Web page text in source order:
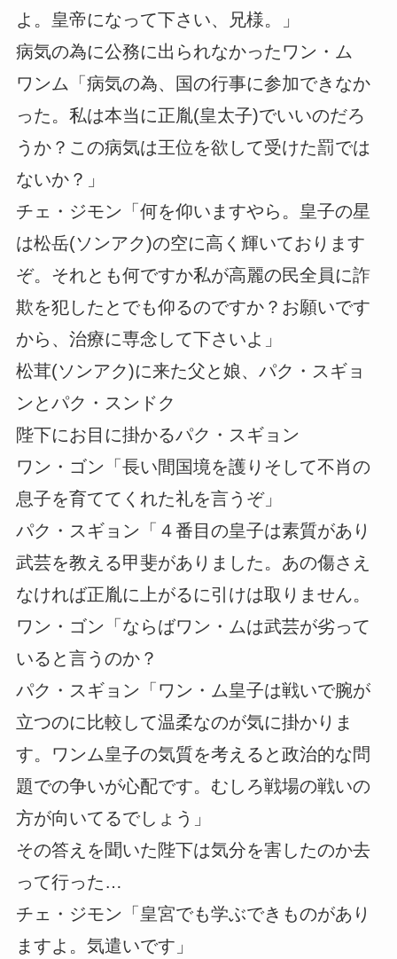
よ。皇帝になって下さい、兄様。」
病気の為に公務に出られなかったワン・ム
ワンム「病気の為、国の行事に参加できなか
った。私は本当に正胤(皇太子)でいいのだろ
うか？この病気は王位を欲して受けた罰では
ないか？」
チェ・ジモン「何を仰いますやら。皇子の星
は松岳(ソンアク)の空に高く輝いております
ぞ。それとも何ですか私が高麗の民全員に詐
欺を犯したとでも仰るのですか？お願いです
から、治療に専念して下さいよ」
松茸(ソンアク)に来た父と娘、パク・スギョ
ンとパク・スンドク
陛下にお目に掛かるパク・スギョン
ワン・ゴン「長い間国境を護りそして不肖の
息子を育ててくれた礼を言うぞ」
パク・スギョン「４番目の皇子は素質があり
武芸を教える甲斐がありました。あの傷さえ
なければ正胤に上がるに引けは取りません。
ワン・ゴン「ならばワン・ムは武芸が劣って
いると言うのか？
パク・スギョン「ワン・ム皇子は戦いで腕が
立つのに比較して温柔なのが気に掛かりま
す。ワンム皇子の気質を考えると政治的な問
題での争いが心配です。むしろ戦場の戦いの
方が向いてるでしょう」
その答えを聞いた陛下は気分を害したのか去
って行った…
チェ・ジモン「皇宮でも学ぶできものがあり
ますよ。気遣いです」